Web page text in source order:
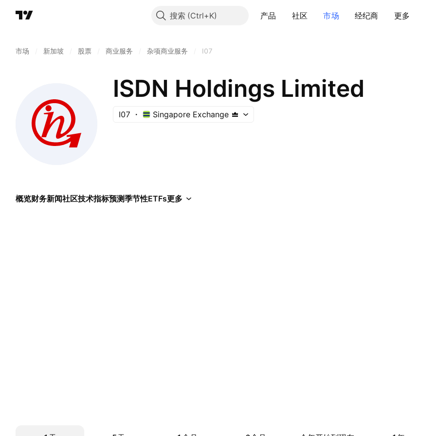
搜索 产品 社区 市场 经纪商 更多
市场 新加坡 股票 商业服务 杂项商业服务 I07
ISDN Holdings Limited
I07 Singapore Exchange
概览财务新闻社区技术指标预测季节性ETFs更多